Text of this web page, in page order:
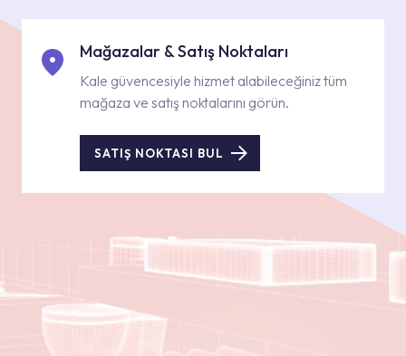
Mağazalar & Satış Noktaları
Kale güvencesiyle hizmet alabileceğiniz tüm
mağaza ve satış noktalarını görün.
SATIŞ NOKTASI BUL